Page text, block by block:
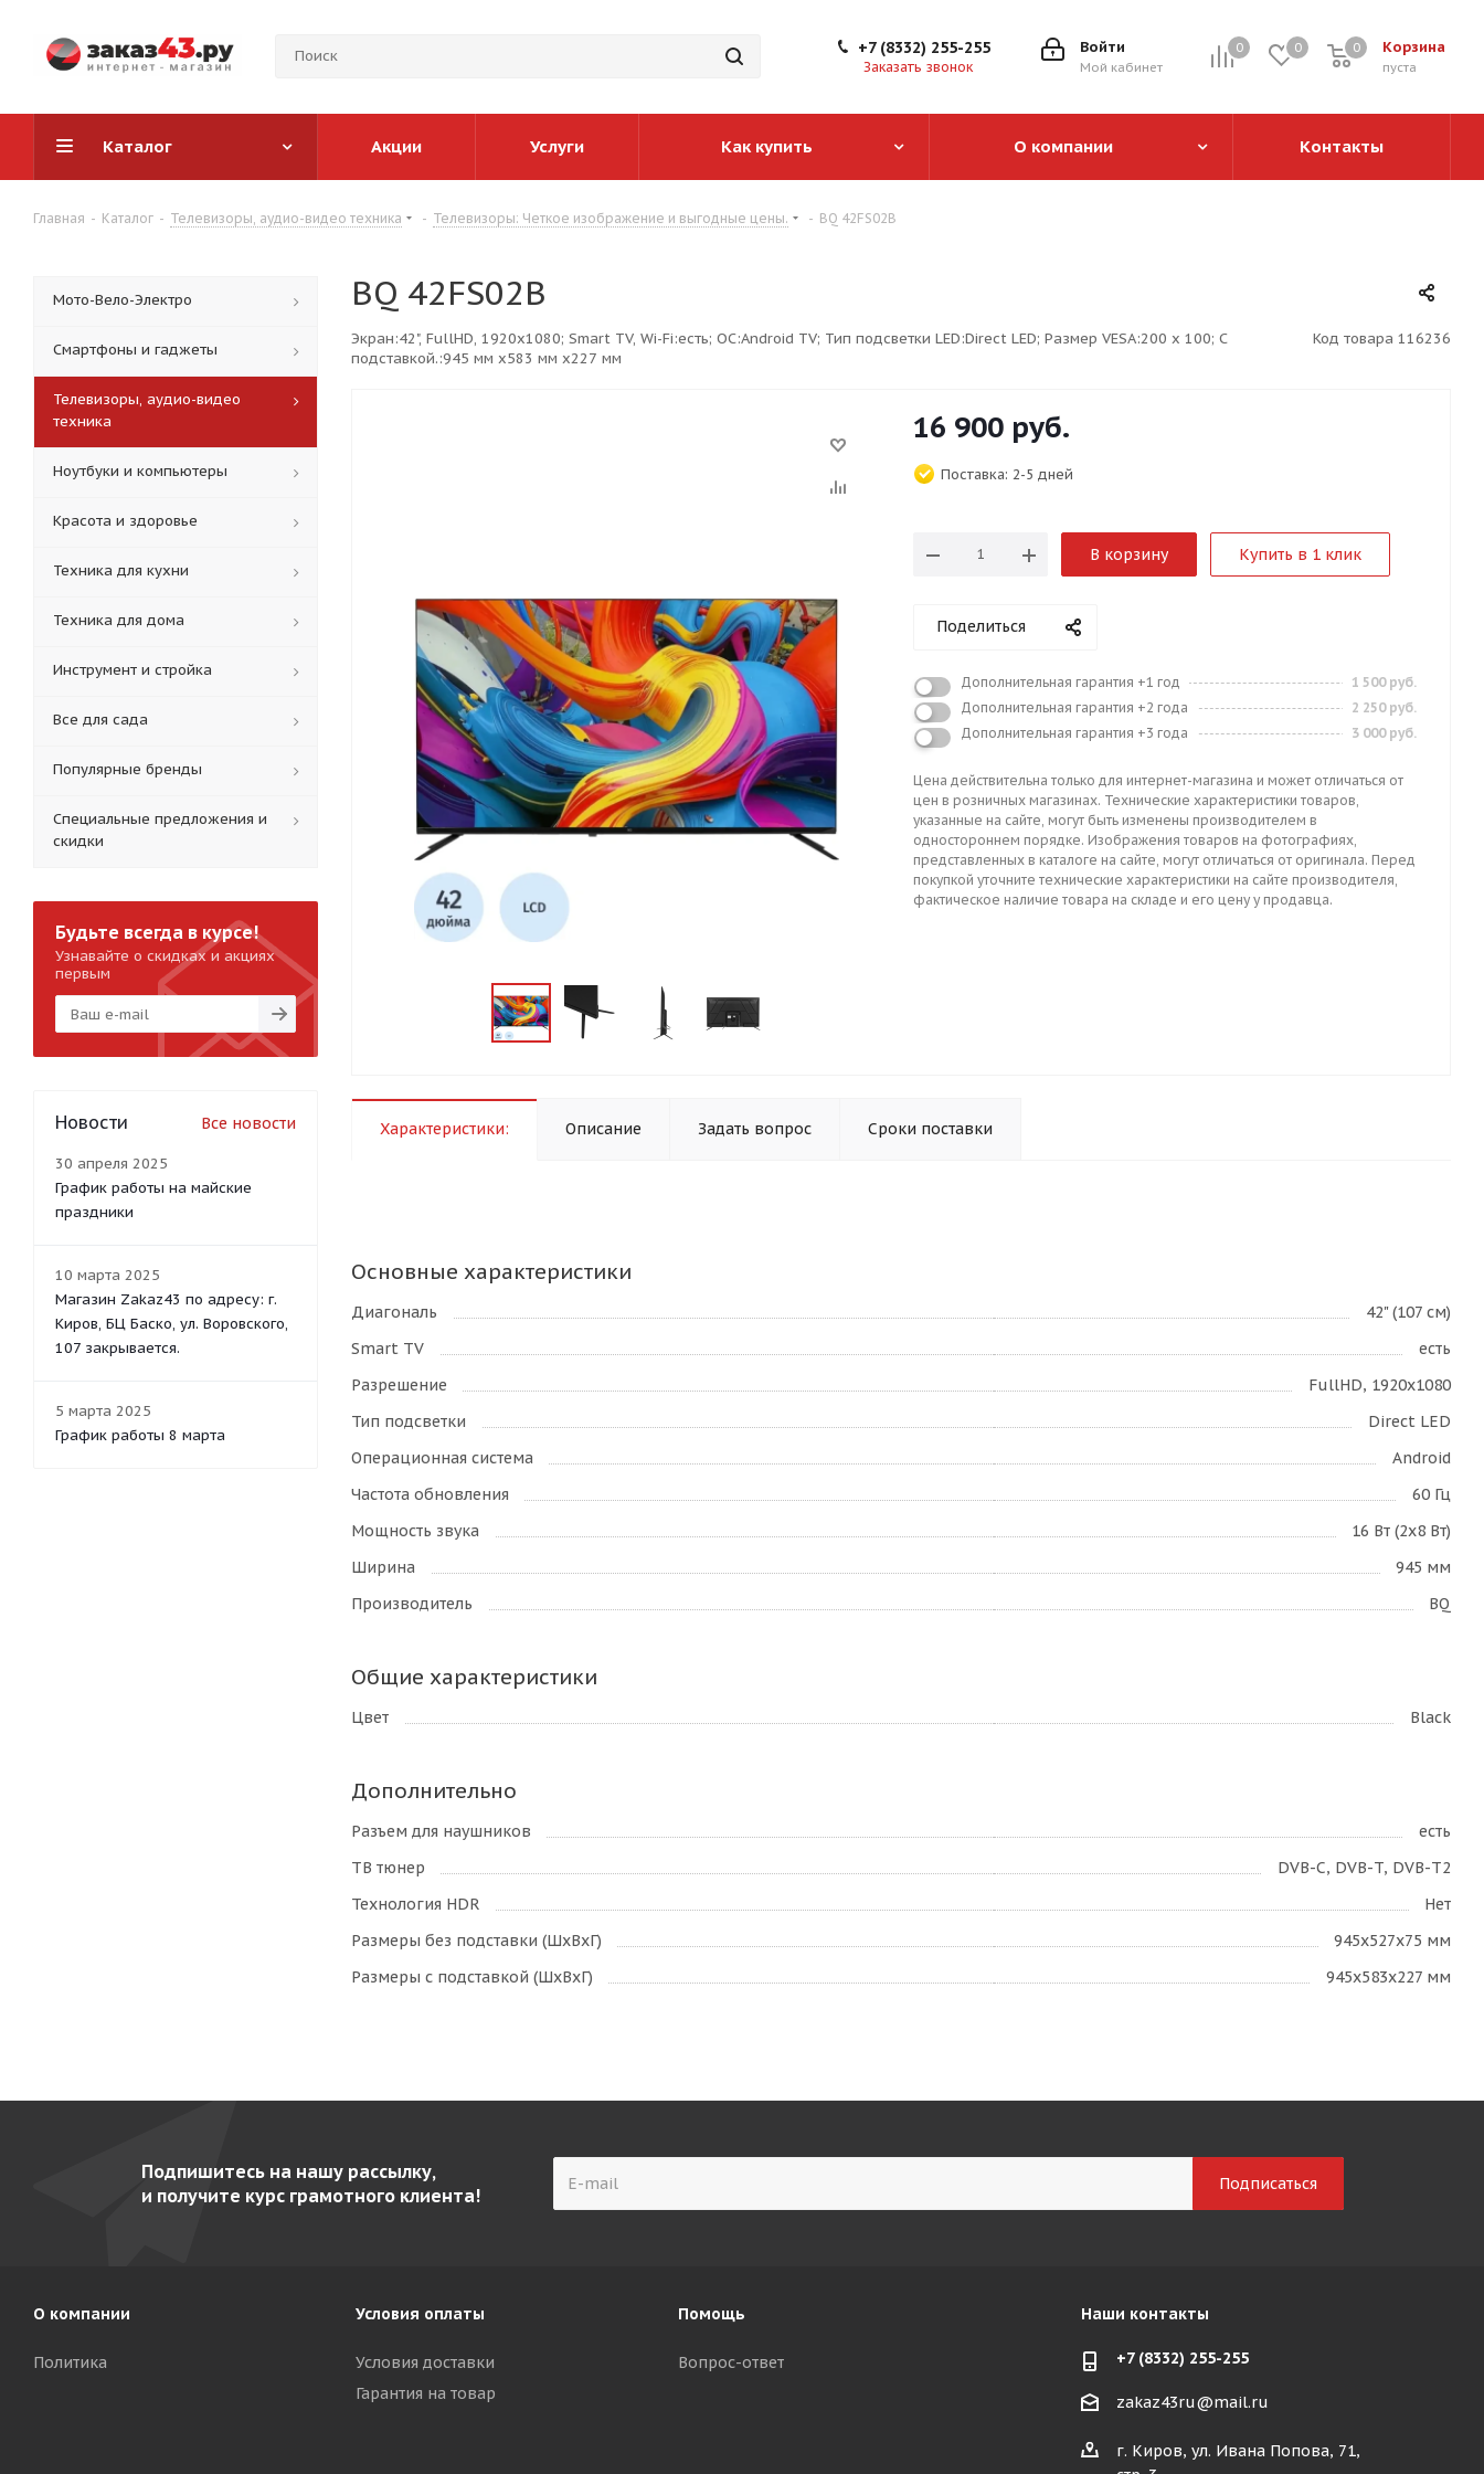
0 0 Корзина
0
пуста
0
Войти
Мой кабинет
+7 (8332) 255-255
Заказать звонок
Каталог Акции Услуги Как купить О компании Контакты
Главная - Каталог - Телевизоры, аудио-видео техника - Телевизоры: Четкое изображение и выгодные цены. - BQ 42FS02B
BQ 42FS02B
Экран:42", FullHD, 1920x1080; Smart TV, Wi-Fi:есть; ОС:Android TV; Тип подсветки LED:Direct LED; Размер VESA:200 x 100; С
подставкой.:945 мм х583 мм x227 мм
Код товара 116236
16 900 руб.
Поставка: 2-5 дней
В корзину Купить в 1 клик
Поделиться
Дополнительная гарантия +1 год
1 500 руб.
Дополнительная гарантия +2 года
2 250 руб.
Дополнительная гарантия +3 года
3 000 руб.
Цена действительна только для интернет-магазина и может отличаться от
цен в розничных магазинах. Технические характеристики товаров,
указанные на сайте, могут быть изменены производителем в
одностороннем порядке. Изображения товаров на фотографиях,
представленных в каталоге на сайте, могут отличаться от оригинала. Перед
покупкой уточните технические характеристики на сайте производителя,
фактическое наличие товара на складе и его цену у продавца.
Характеристики: Описание Задать вопрос Сроки поставки
Основные характеристики
Диагональ
42" (107 см)
Smart TV
есть
Разрешение
FullHD, 1920x1080
Тип подсветки
Direct LED
Операционная система
Android
Частота обновления
60 Гц
Мощность звука
16 Вт (2x8 Вт)
Ширина
945 мм
Производитель
BQ
Общие характеристики
Цвет Black
Дополнительно
Разъем для наушников
есть
ТВ тюнер
DVB-C, DVB-T, DVB-T2
Технология HDR
Нет
Размеры без подставки (ШxВxГ)
945х527х75 мм
Размеры с подставкой (ШxВxГ)
945х583х227 мм
Мото-Вело-Электро
Смартфоны и гаджеты
Телевизоры, аудио-видео
техника
Ноутбуки и компьютеры
Красота и здоровье
Техника для кухни
Техника для дома
Инструмент и стройка
Все для сада
Популярные бренды
Специальные предложения и
скидки
Будьте всегда в курсе!
Узнавайте о скидках и акциях
первым
Новости Все новости
30 апреля 2025
График работы на майские
праздники
10 марта 2025
Магазин Zakaz43 по адресу: г.
Киров, БЦ Баско, ул. Воровского,
107 закрывается.
5 марта 2025
График работы 8 марта
Подпишитесь на нашу рассылку,
и получите курс грамотного клиента!
О компании
Политика
Условия оплаты
Условия доставки
Гарантия на товар
Помощь
Вопрос-ответ
Наши контакты
+7 (8332) 255-255
zakaz43ru@mail.ru
г. Киров, ул. Ивана Попова, 71,